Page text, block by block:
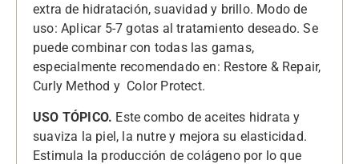
extra de hidratación, suavidad y brillo. Modo de
uso: Aplicar 5-7 gotas al tratamiento deseado. Se
puede combinar con todas las gamas,
especialmente recomendado en: Restore & Repair,
Curly Method y Color Protect.
USO TÓPICO. Este combo de aceites hidrata y
suaviza la piel, la nutre y mejora su elasticidad.
Estimula la producción de colágeno por lo que